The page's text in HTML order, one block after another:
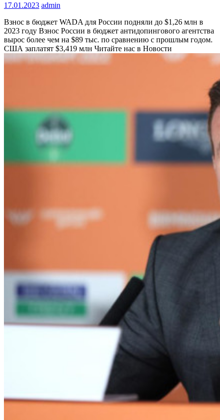
17.01.2023 admin
Взнос в бюджет WADA для России подняли до $1,26 млн в
2023 году Взнос России в бюджет антидопингового агентства
вырос более чем на $89 тыс. по сравнению с прошлым годом.
США заплатят $3,419 млн Читайте нас в Новости